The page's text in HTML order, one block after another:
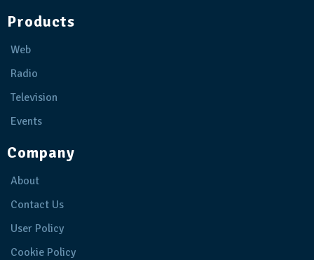
Products
Web
Radio
Television
Events
Company
About
Contact Us
User Policy
Cookie Policy